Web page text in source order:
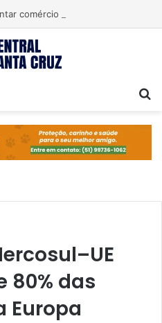
80% das
Europa